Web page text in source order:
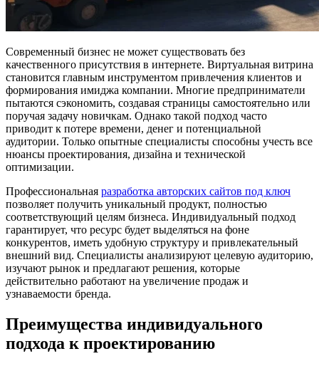
Современный бизнес не может существовать без
качественного присутствия в интернете. Виртуальная витрина
становится главным инструментом привлечения клиентов и
формирования имиджа компании. Многие предприниматели
пытаются сэкономить, создавая страницы самостоятельно или
поручая задачу новичкам. Однако такой подход часто
приводит к потере времени, денег и потенциальной
аудитории. Только опытные специалисты способны учесть все
нюансы проектирования, дизайна и технической
оптимизации.
Профессиональная разработка авторских сайтов под ключ
позволяет получить уникальный продукт, полностью
соответствующий целям бизнеса. Индивидуальный подход
гарантирует, что ресурс будет выделяться на фоне
конкурентов, иметь удобную структуру и привлекательный
внешний вид. Специалисты анализируют целевую аудиторию,
изучают рынок и предлагают решения, которые
действительно работают на увеличение продаж и
узнаваемости бренда.
Преимущества индивидуального
подхода к проектированию